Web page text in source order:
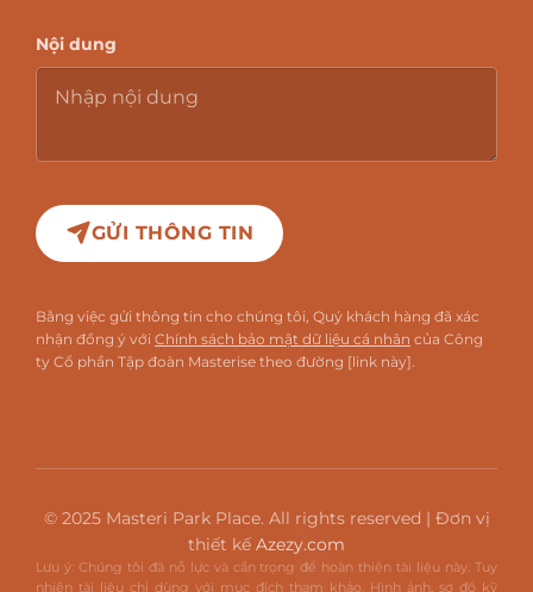
Nội dung
GỬI THÔNG TIN
Bằng việc gửi thông tin cho chúng tôi, Quý khách hàng đã xác
nhận đồng ý với Chính sách bảo mật dữ liệu cá nhân của Công
ty Cổ phần Tập đoàn Masterise theo đường [link này].
© 2025 Masteri Park Place. All rights reserved | Đơn vị
thiết kế Azezy.com
Lưu ý: Chúng tôi đã nỗ lực và cẩn trọng để hoàn thiện tài liệu này. Tuy
nhiên tài liệu chỉ dùng với mục đích tham khảo. Hình ảnh, sơ đồ kỹ